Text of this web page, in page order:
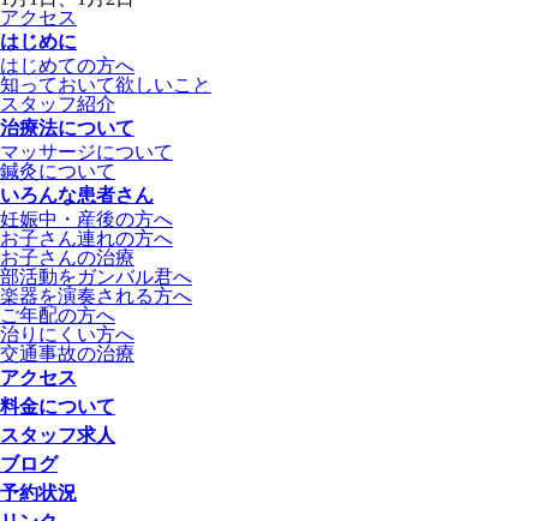
アクセス
はじめに
はじめての方へ
知っておいて欲しいこと
スタッフ紹介
治療法について
マッサージについて
鍼灸について
いろんな患者さん
妊娠中・産後の方へ
お子さん連れの方へ
お子さんの治療
部活動をガンバル君へ
楽器を演奏される方へ
ご年配の方へ
治りにくい方へ
交通事故の治療
アクセス
料金について
スタッフ求人
ブログ
予約状況